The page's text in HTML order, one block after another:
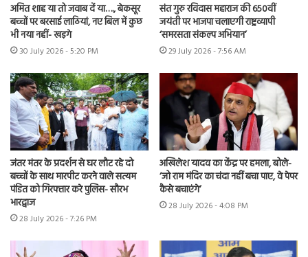
अमित शाह या तो जवाब दें या…., बेकसूर
बच्चों पर बरसाई लाठियां, नए बिल में कुछ
भी नया नहीं- खड़गे
30 July 2026 - 5:20 PM
संत गुरु रविदास महाराज की 650वीं
जयंती पर भाजपा चलाएगी राष्ट्रव्यापी
‘समरसता संकल्प अभियान’
29 July 2026 - 7:56 AM
जंतर मंतर के प्रदर्शन से घर लौट रहे दो
बच्चों के साथ मारपीट करने वाले सत्यम
पंडित को गिरफ्तार करे पुलिस- सौरभ
भारद्वाज
28 July 2026 - 7:26 PM
अखिलेश यादव का केंद्र पर हमला, बोले-
‘जो राम मंदिर का चंदा नहीं बचा पाए, वे पेपर
कैसे बचाएंगे’
28 July 2026 - 4:08 PM